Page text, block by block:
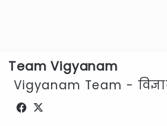
Team Vigyanam
Vigyanam Team -
Facebook